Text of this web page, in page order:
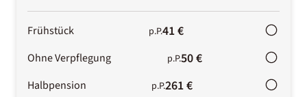
Frühstück p.P.41 €
Ohne Verpflegung p.P.50 €
Halbpension p.P.261 €